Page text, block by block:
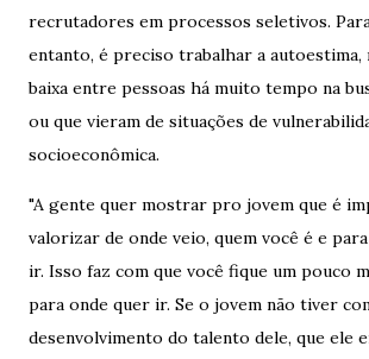
recrutadores em processos seletivos.
entanto, é preciso trabalhar a autoestima,
baixa entre pessoas há muito tempo na
ou que vieram de situações de
socioeconômica.
"A gente quer mostrar pro jovem que é
valorizar de onde veio, quem você é e
ir. Isso faz com que você fique um pouco
para onde quer ir. Se o jovem não tiver
desenvolvimento do talento dele, que ele